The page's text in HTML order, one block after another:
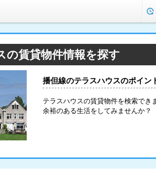
の賃貸物件情報を探す
播但線のテラスハウスのポイン
テラスハウスの賃貸物件を検索でき
余裕のある生活をしてみませんか？